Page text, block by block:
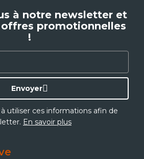
à notre newsletter et
offres promotionnelles
!
En savoir plus
Envoyer